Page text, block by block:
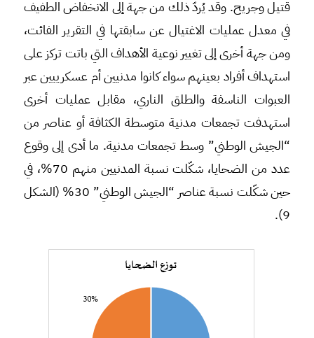
قتيل وجريح. وقد يُردّ ذلك من جهة إلى الانخفاض الطفيف
في معدل عمليات الاغتيال عن سابقتها في التقرير الفائت،
ومن جهة أخرى إلى تغيير نوعية الأهداف التي باتت تركز على
استهداف أفراد بعينهم سواء كانوا مدنيين أم عسكرييين عبر
العبوات الناسفة والطلق الناري، مقابل عمليات أخرى
استهدفت تجمعات مدنية متوسطة الكثافة أو عناصر من
“الجيش الوطني” وسط تجمعات مدنية. ما أدى إلى وقوع
عدد من الضحايا، شكّلت نسبة المدنيين منهم 70%، في
حين شكّلت نسبة عناصر “الجيش الوطني” 30% (الشكل
9).